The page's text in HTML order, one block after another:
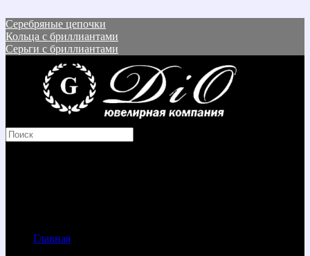
Серебряные цепочки
Кольца с бриллиантами
Серьги с бриллиантами
Главная